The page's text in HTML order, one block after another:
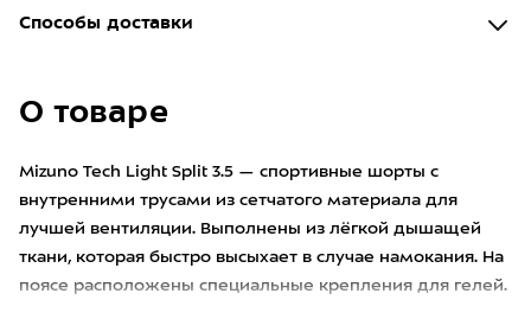
Способы доставки
О товаре
Mizuno Tech Light Split 3.5 — спортивные шорты с
внутренними трусами из сетчатого материала для
лучшей вентиляции. Выполнены из лёгкой дышащей
ткани, которая быстро высыхает в случае намокания. На
поясе расположены специальные крепления для гелей.